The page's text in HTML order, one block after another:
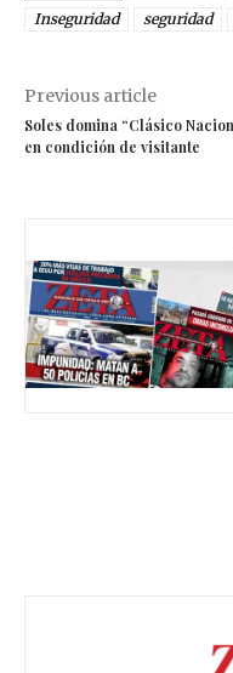
Inseguridad
seguridad
Previous article
Soles domina “Clásico
en condición de visitante